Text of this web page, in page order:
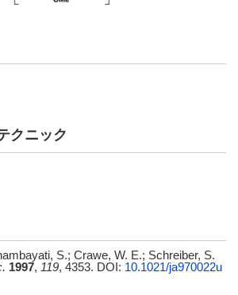
クニック
S.; Crawe, W. E.; Schreiber, S.
1997, 119, 4353. DOI: 10.1021/ja970022u